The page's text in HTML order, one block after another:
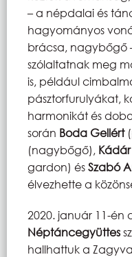
– a népdalai és
hagyományos
brácsa, nagybőgő
szólaltatnak meg
is, például
pásztorfurulyákat,
harmonikát és
során Boda Gellért
(nagybőgő),
gardon) ésSzabó
élvezhette a
2020. január 11-én
Néptáncegyüttes
hallhattuk a